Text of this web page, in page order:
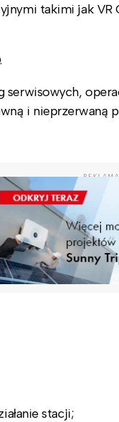
takimi jak
serwisowych,
i nieprzerwaną
REKLAMA
stacji;